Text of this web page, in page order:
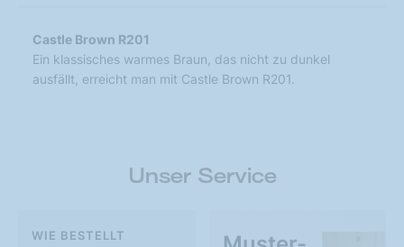
Castle Brown R201
Ein klassisches warmes Braun, das nicht zu dunkel
ausfällt, erreicht man mit Castle Brown R201.
Unser Service
WIE BESTELLT